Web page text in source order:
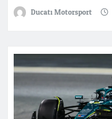
Ducati Motorsport